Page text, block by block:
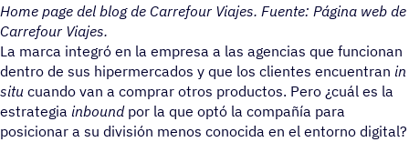
Home page del blog de Carrefour Viajes. Fuente: Página web de
Carrefour Viajes.
La marca integró en la empresa a las agencias que funcionan
dentro de sus hipermercados y que los clientes encuentran in
situ cuando van a comprar otros productos. Pero ¿cuál es la
estrategia inboundpor la que optó la compañía para
posicionar a su división menos conocida en el entorno digital?